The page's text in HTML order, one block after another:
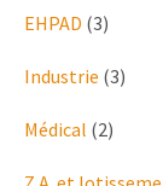
EHPAD (3)
Industrie (3)
Médical (2)